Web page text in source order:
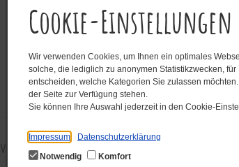
Cookie-Einstellungen
Wir verwenden Cookies, um Ihnen ein optimales
solche, die lediglich zu anonymen Statistikzwecken,
entscheiden, welche Kategorien Sie zulassen
der Seite zur Verfügung stehen.
Sie können Ihre Auswahl jederzeit in den Cookie-
Impressum
Datenschutzerklärung
Notwendig
Komfort
Veranstaltungen